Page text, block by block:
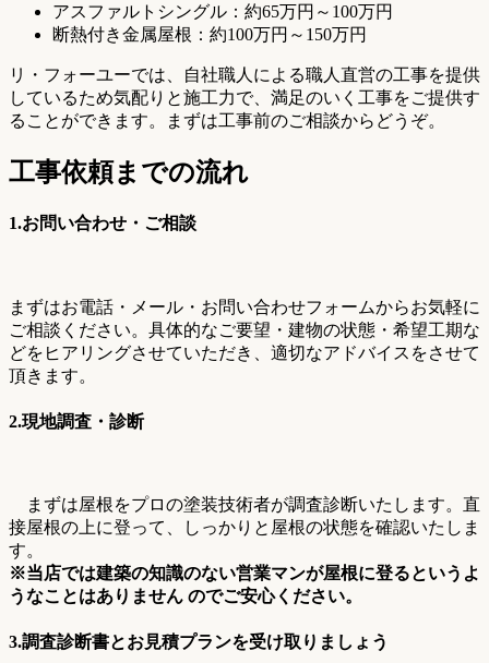
アスファルトシングル：約65万円～100万円
断熱付き金属屋根：約100万円～150万円
リ・フォーユーでは、自社職人による職人直営の工事を提供
しているため気配りと施工力で、満足のいく工事をご提供す
ることができます。まずは工事前のご相談からどうぞ。
工事依頼までの流れ
1.お問い合わせ・ご相談
まずはお電話・メール・お問い合わせフォームからお気軽に
ご相談ください。具体的なご要望・建物の状態・希望工期な
どをヒアリングさせていただき、適切なアドバイスをさせて
頂きます。
2.現地調査・診断
まずは屋根をプロの塗装技術者が調査診断いたします。直
接屋根の上に登って、しっかりと屋根の状態を確認いたしま
す。
※当店では建築の知識のない営業マンが屋根に登るというよ
うなことはありません のでご安心ください。
3.調査診断書とお見積プランを受け取りましょう